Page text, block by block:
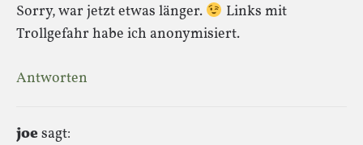
Sorry, war jetzt etwas länger.
Links mit
Trollgefahr habe ich anonymisiert.
Antworten
joesagt: